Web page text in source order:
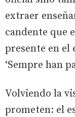
extraer
candente que
presente en el
‘Sempre han
Volviendo la
prometen: el